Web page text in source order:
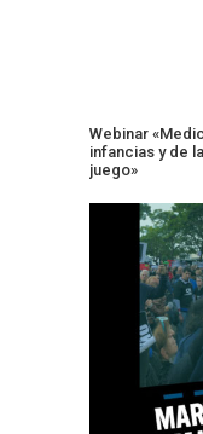
Webinar
infancias y de
juego»